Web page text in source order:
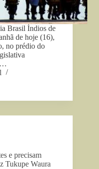
Brasil Índios de
de hoje (16),
no prédio do
e precisam
Tukupe Waura